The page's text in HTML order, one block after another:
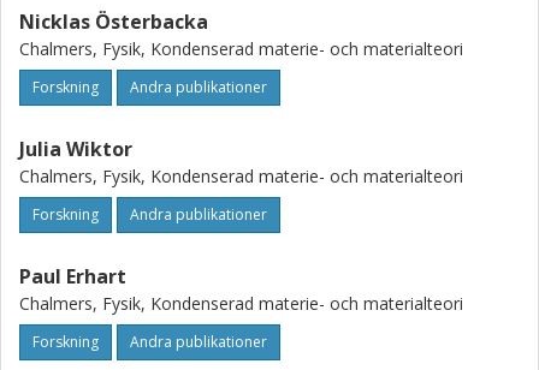
Nicklas Österbacka
Chalmers, Fysik, Kondenserad materie- och materialteori
Forskning Andra publikationer
Julia Wiktor
Chalmers, Fysik, Kondenserad materie- och materialteori
Forskning Andra publikationer
Paul Erhart
Chalmers, Fysik, Kondenserad materie- och materialteori
Forskning Andra publikationer